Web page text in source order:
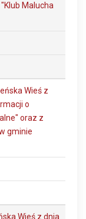
Malucha
Wieś z
o
oraz z
gminie
Wieś z dnia